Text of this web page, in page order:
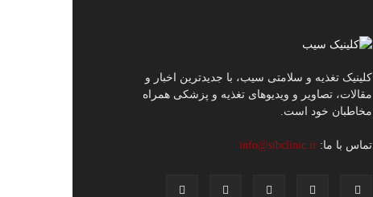
کلینیک تغذیه و سلامتی سیب، با جدیدترین اخبار و
مقالات، تصاویر و ویدیوهای تغذیه و پزشکی همراه
مخاطبان خود است.
تماس با ما: info@sibclinic.ir